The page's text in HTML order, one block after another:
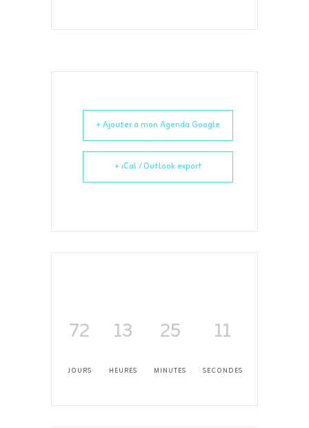
+ Ajouter à mon Agenda Google
+ iCal / Outlook export
72
JOURS
13
HEURES
25
MINUTES
11
SECONDES